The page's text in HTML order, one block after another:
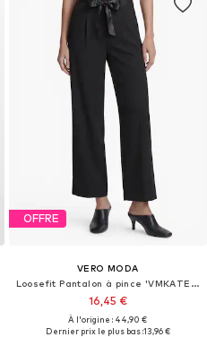
OFFRE
VERO MODA
Loosefit Pantalon à pince 'VMKATELYN'
16,45 €
À l'origine : 44,90 €
Dernier prix le plus bas :13,96 €